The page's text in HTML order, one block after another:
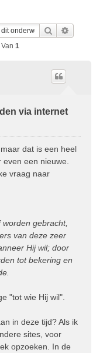
Zoek
Van 1
via internet
dat is een heel
even een nieuwe.
vraag naar
gebracht,
van deze zeer
Hij wil; door
tot bekering en
"tot wie Hij wil".
in deze tijd? Als ik
sites, voor
opzoeken. In de